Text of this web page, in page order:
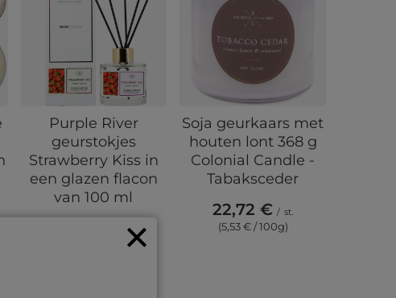
Purple River
geurstokjes
Strawberry Kiss in
een glazen flacon
van 100 ml
st.
(16,22 € / 100ml)
Soja geurkaars met
houten lont 368 g
Colonial Candle -
Tabaksceder
22,72 € / st.
(5,53 € / 100g)